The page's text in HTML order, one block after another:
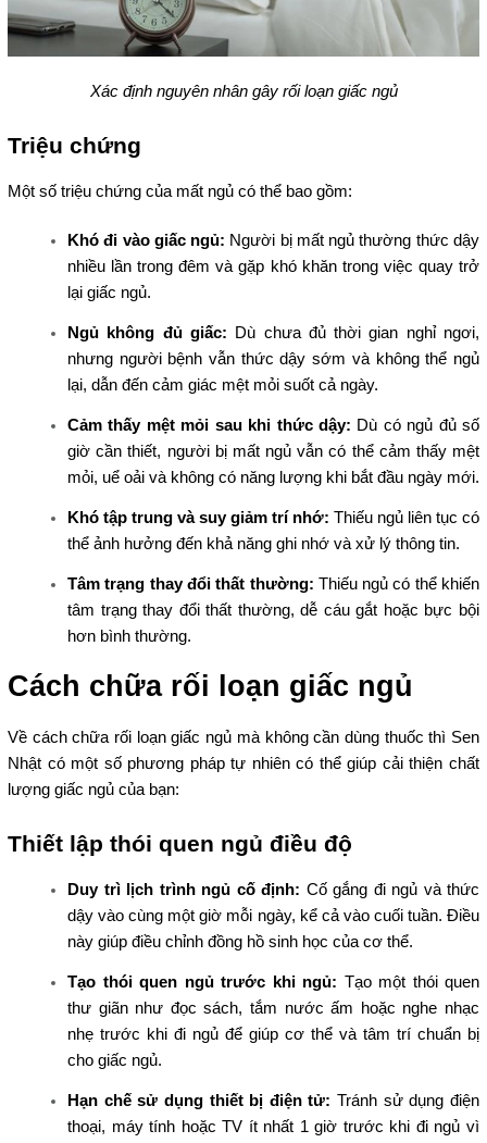
Xác định nguyên nhân gây rối loạn giấc ngủ
Triệu chứng
Một số triệu chứng của mất ngủ có thể bao gồm:
Khó đi vào giấc ngủ: Người bị mất ngủ thường thức dậy
nhiều lần trong đêm và gặp khó khăn trong việc quay trở
lại giấc ngủ.
Ngủ không đủ giấc: Dù chưa đủ thời gian nghỉ ngơi,
nhưng người bệnh vẫn thức dậy sớm và không thể ngủ
lại, dẫn đến cảm giác mệt mỏi suốt cả ngày.
Cảm thấy mệt mỏi sau khi thức dậy: Dù có ngủ đủ số
giờ cần thiết, người bị mất ngủ vẫn có thể cảm thấy mệt
mỏi, uể oải và không có năng lượng khi bắt đầu ngày mới.
Khó tập trung và suy giảm trí nhớ: Thiếu ngủ liên tục có
thể ảnh hưởng đến khả năng ghi nhớ và xử lý thông tin.
Tâm trạng thay đổi thất thường: Thiếu ngủ có thể khiến
tâm trạng thay đổi thất thường, dễ cáu gắt hoặc bực bội
hơn bình thường.
Cách chữa rối loạn giấc ngủ
Về cách chữa rối loạn giấc ngủ mà không cần dùng thuốc thì Sen
Nhật có một số phương pháp tự nhiên có thể giúp cải thiện chất
lượng giấc ngủ của bạn:
Thiết lập thói quen ngủ điều độ
Duy trì lịch trình ngủ cố định: Cố gắng đi ngủ và thức
dậy vào cùng một giờ mỗi ngày, kể cả vào cuối tuần. Điều
này giúp điều chỉnh đồng hồ sinh học của cơ thể.
Tạo thói quen ngủ trước khi ngủ: Tạo một thói quen
thư giãn như đọc sách, tắm nước ấm hoặc nghe nhạc
nhẹ trước khi đi ngủ để giúp cơ thể và tâm trí chuẩn bị
cho giấc ngủ.
Hạn chế sử dụng thiết bị điện tử:Tránh sử dụng điện
thoại, máy tính hoặc TV ít nhất 1 giờ trước khi đi ngủ vì